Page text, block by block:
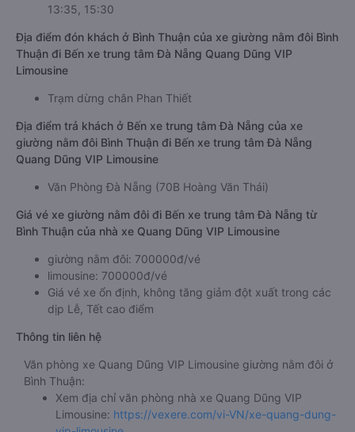
13:35, 15:30
Địa điểm đón khách ở Bình Thuận của xe giường nằm đôi Bình
Thuận đi Bến xe trung tâm Đà Nẵng Quang Dũng VIP
Limousine
Trạm dừng chân Phan Thiết
Địa điểm trả khách ở Bến xe trung tâm Đà Nẵng của xe
giường nằm đôi Bình Thuận đi Bến xe trung tâm Đà Nẵng
Quang Dũng VIP Limousine
Văn Phòng Đà Nẵng (70B Hoàng Văn Thái)
Giá vé xe giường nằm đôi đi Bến xe trung tâm Đà Nẵng từ
Bình Thuận của nhà xe Quang Dũng VIP Limousine
giường nằm đôi: 700000đ/vé
limousine: 700000đ/vé
Giá vé xe ổn định, không tăng giảm đột xuất trong các
dịp Lễ, Tết cao điểm
Thông tin liên hệ
Văn phòng xe Quang Dũng VIP Limousine giường nằm đôi ở
Bình Thuận:
Xem địa chỉ văn phòng nhà xe Quang Dũng VIP
Limousine: https://vexere.com/vi-VN/xe-quang-dung-